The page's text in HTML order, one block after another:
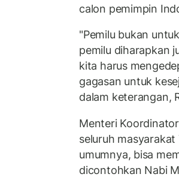
calon pemimpin
"Pemilu bukan
pemilu diharapkan
kita harus
gagasan untuk
dalam keterangan,
Menteri
seluruh
umumnya, bisa
dicontohkan Nabi